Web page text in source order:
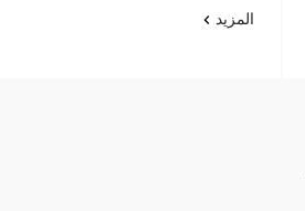
المزيد